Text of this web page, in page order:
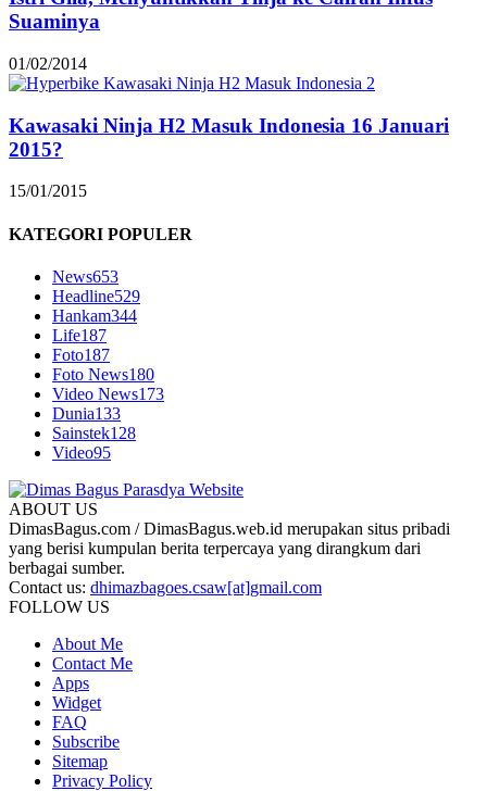
Suaminya
01/02/2014
Kawasaki Ninja H2 Masuk Indonesia 16 Januari
2015?
15/01/2015
KATEGORI POPULER
News653
Headline529
Hankam344
Life187
Foto187
Foto News180
Video News173
Dunia133
Sainstek128
Video95
ABOUT US
DimasBagus.com / DimasBagus.web.id merupakan situs pribadi
yang berisi kumpulan berita terpercaya yang dirangkum dari
berbagai sumber.
Contact us: dhimazbagoes.csaw[at]gmail.com
FOLLOW US
About Me
Contact Me
Apps
Widget
FAQ
Subscribe
Sitemap
Privacy Policy